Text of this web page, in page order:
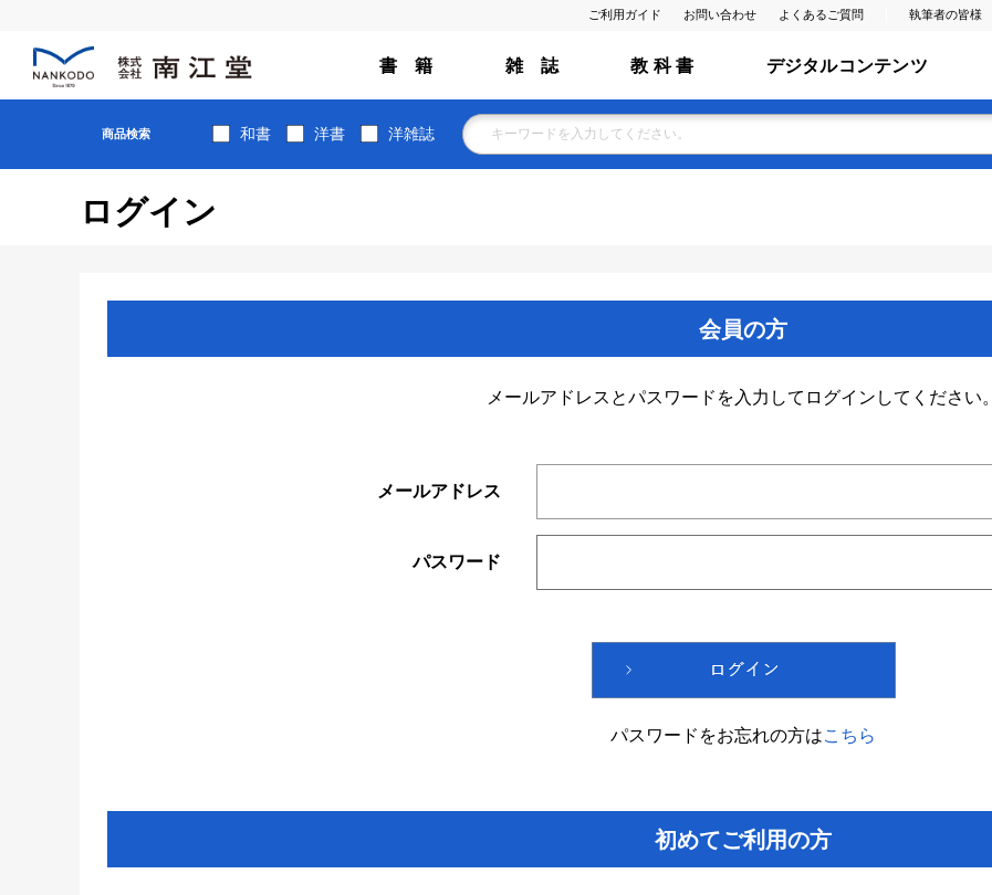
ご利用ガイド お問い合わせ よくあるご質問 執筆者の皆様
書 籍 雑 誌 教 科 書 デジタルコンテンツ
商品検索 和書 洋書 洋雑誌
ログイン
会員の方
メールアドレスとパスワードを入力してログインしてください。
メールアドレス
パスワード
パスワードをお忘れの方はこちら
初めてご利用の方